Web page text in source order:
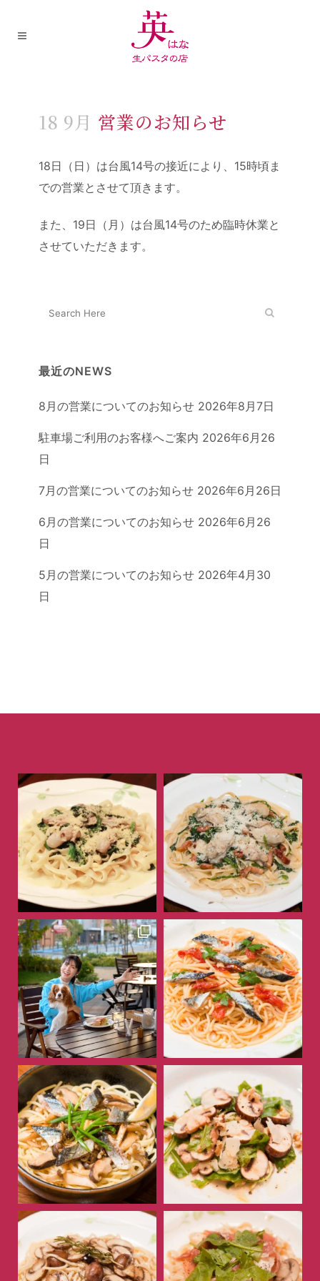
18 9月 営業のお知らせ
18日（日）は台風14号の接近により、 15時頃ま
での営業とさせて頂きます。
また、19日（月）は台風14号のため臨時休業と
させていただきます。
最近のNEWS
8月の営業についてのお知らせ 2026年8月7日
駐車場ご利用のお客様へご案内 2026年6月26
日
7月の営業についてのお知らせ 2026年6月26日
6月の営業についてのお知らせ 2026年6月26
日
5月の営業についてのお知らせ 2026年4月30
日